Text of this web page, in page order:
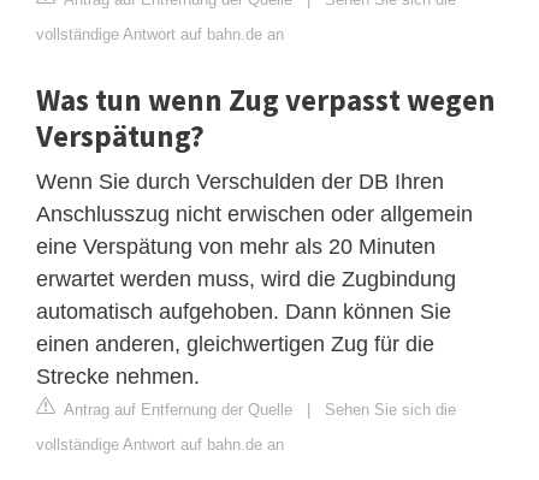
vollständige Antwort auf bahn.de an
Was tun wenn Zug verpasst wegen
Verspätung?
Wenn Sie durch Verschulden der DB Ihren
Anschlusszug nicht erwischen oder allgemein
eine Verspätung von mehr als 20 Minuten
erwartet werden muss, wird die Zugbindung
automatisch aufgehoben. Dann können Sie
einen anderen, gleichwertigen Zug für die
Strecke nehmen.
Antrag auf Entfernung der Quelle | Sehen Sie sich die
vollständige Antwort auf bahn.de an